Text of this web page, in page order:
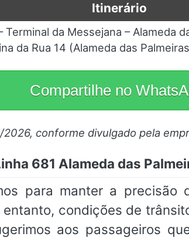
Itinerário
Terminal da Messejana – Alameda
da Rua 14 (Alameda das
Compartilhe no
conforme divulgado pela
681 Alameda das
para manter a precisão
entanto, condições de
aos passageiros